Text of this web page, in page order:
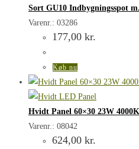
Sort GU10 Indbygningsspot
Varenr.: 03286
177,00 kr.
Køb nu
Hvidt Panel 60×30 23W
Varenr.: 08042
624,00 kr.